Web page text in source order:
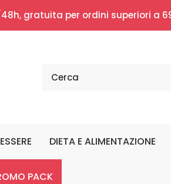
gratuita per ordini superiori a
DIETA E ALIMENTAZIONE
PACK